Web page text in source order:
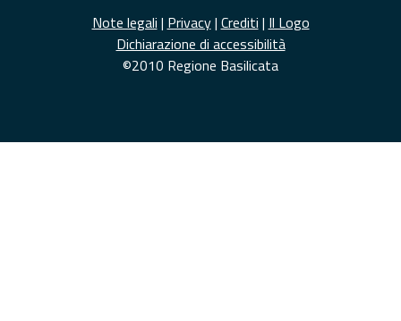
Note legali | Privacy| Crediti | Il Logo
Dichiarazione di accessibilità
©2010 Regione Basilicata